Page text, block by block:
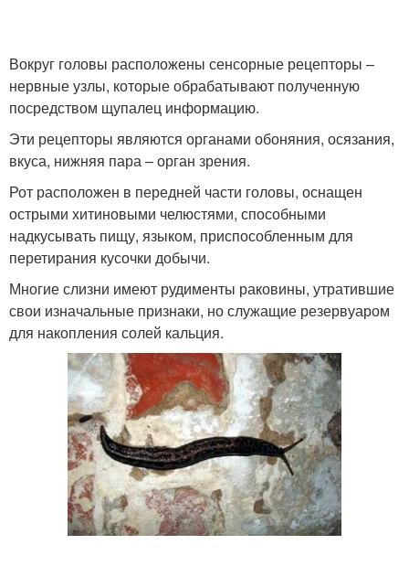
Вокруг головы расположены сенсорные рецепторы –
нервные узлы, которые обрабатывают полученную
посредством щупалец информацию.
Эти рецепторы являются органами обоняния, осязания,
вкуса, нижняя пара – орган зрения.
Рот расположен в передней части головы, оснащен
острыми хитиновыми челюстями, способными
надкусывать пищу, языком, приспособленным для
перетирания кусочки добычи.
Многие слизни имеют рудименты раковины, утратившие
свои изначальные признаки, но служащие резервуаром
для накопления солей кальция.